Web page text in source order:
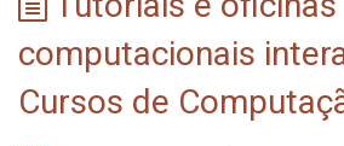
computacionais
Cursos de